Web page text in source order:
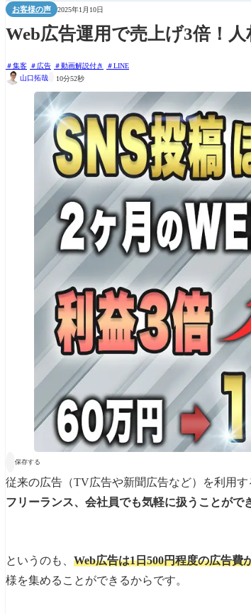
お客様の声 2025年1月10日
Web広告運用で売上げ3倍！
集客 広告 動画解説付き
LINE
山口拓哉
10分52秒
保存する
従来の広告（TV広告や新聞広告など）を利用
フリーランス、会社員でも気軽に扱うことがで
というのも、 Web広告は1日500円程度の広告費
様を集めることができるからです。